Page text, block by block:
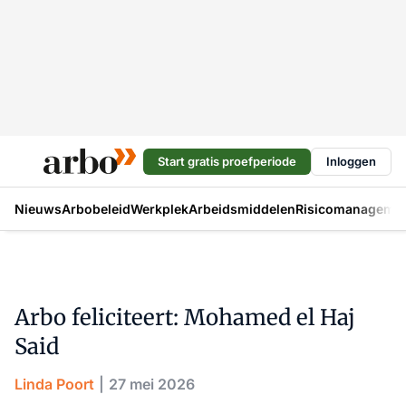
Start gratis proefperiode Inloggen
NieuwsArbobeleidWerkplekArbeidsmiddelen
Arbo feliciteert: Mohamed el Haj
Said
Linda Poort 27 mei 2026